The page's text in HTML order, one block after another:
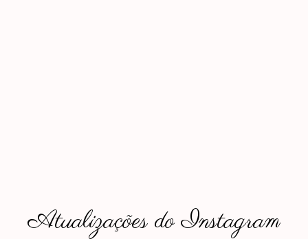
Atualizações do Instagram